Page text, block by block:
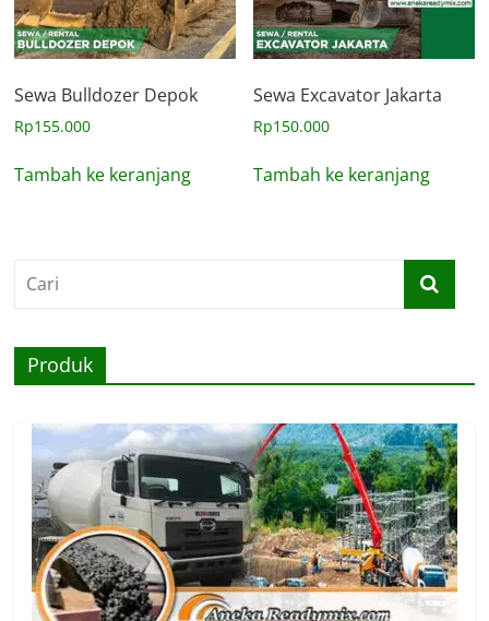
Sewa Bulldozer Depok
Rp155.000
Tambah ke keranjang
Sewa Excavator Jakarta
Rp150.000
Tambah ke keranjang
Produk